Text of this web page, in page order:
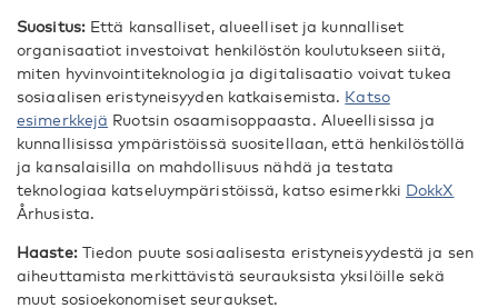
Suositus: Että kansalliset, alueelliset ja kunnalliset
organisaatiot investoivat henkilöstön koulutukseen siitä,
miten hyvinvointiteknologia ja digitalisaatio voivat tukea
sosiaalisen eristyneisyyden katkaisemista. Katso
esimerkkejä Ruotsin osaamisoppaasta. Alueellisissa ja
kunnallisissa ympäristöissä suositellaan, että henkilöstöllä
ja kansalaisilla on mahdollisuus nähdä ja testata
teknologiaa katseluympäristöissä, katso esimerkki DokkX
Århusista.
Haaste: Tiedon puute sosiaalisesta eristyneisyydestä ja sen
aiheuttamista merkittävistä seurauksista yksilöille sekä
muut sosioekonomiset seuraukset.